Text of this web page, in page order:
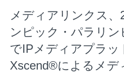
メディアリンクス、
ンピック・パラリン
でIPメディアプラッ
Xscend®によるメデ